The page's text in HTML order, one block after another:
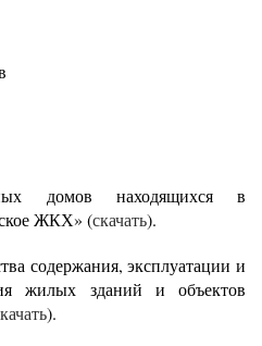
домов находящихся в
ЖКХ» (скачать).
содержания, эксплуатации и
жилых зданий и объектов
).